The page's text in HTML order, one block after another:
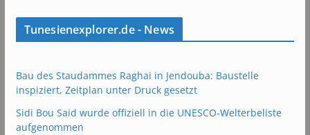
Tunesienexplorer.de - News
Bau des Staudammes Raghai in Jendouba: Baustelle
inspiziert, Zeitplan unter Druck gesetzt
Sidi Bou Said wurde offiziell in die UNESCO-Welterbeliste
aufgenommen